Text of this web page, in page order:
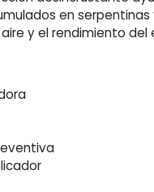
en
y el rendimiento del